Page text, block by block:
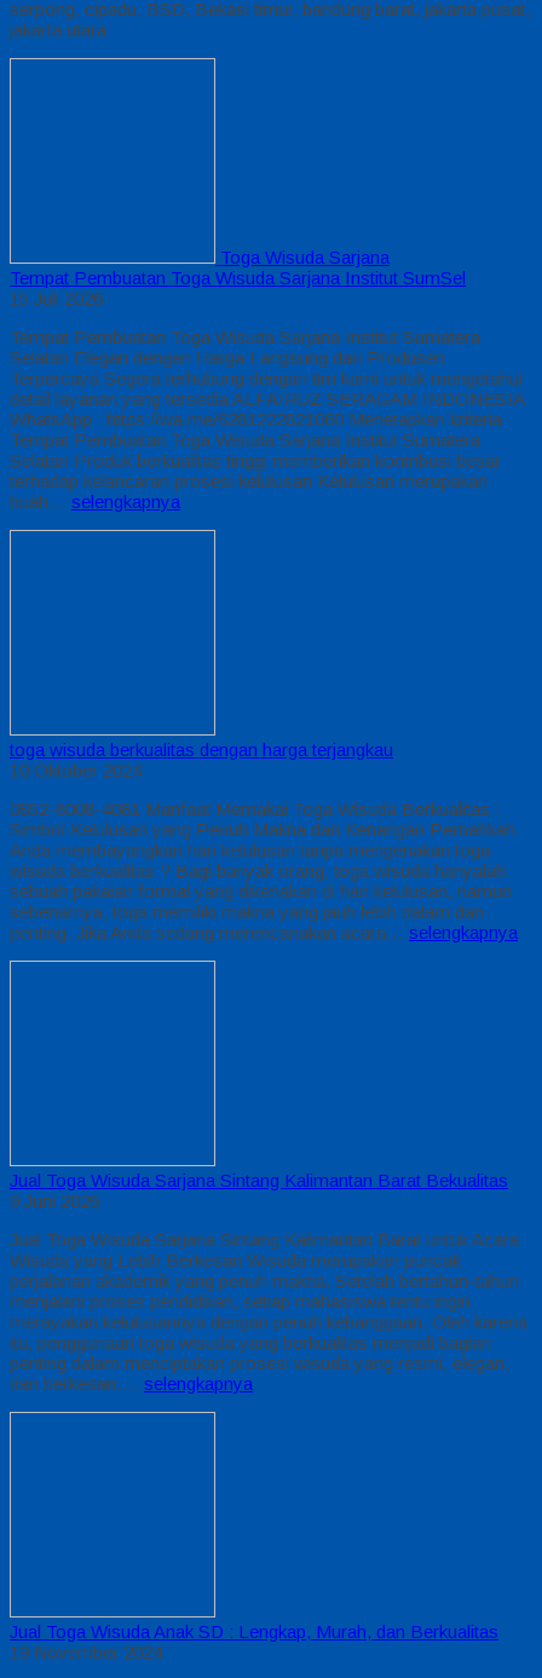
serpong, cipadu, BSD, Bekasi timur, bandung barat, jakarta pusat,
jakarta utara
Toga Wisuda Sarjana
Tempat Pembuatan Toga Wisuda Sarjana Institut SumSel
15 Juli 2026
Tempat Pembuatan Toga Wisuda Sarjana Institut Sumatera
Selatan Elegan dengan Harga Langsung dari Produsen
Terpercaya Segera terhubung dengan tim kami untuk mengetahui
detail layanan yang tersedia ALFAIRUZ SERAGAM INDONESIA
WhatsApp : https://wa.me/6281222821060 Menetapkan kriteria
Tempat Pembuatan Toga Wisuda Sarjana Institut Sumatera
Selatan Produk berkualitas tinggi memberikan kontribusi besar
terhadap kelancaran prosesi kelulusan Kelulusan merupakan
buah… selengkapnya
toga wisuda berkualitas dengan harga terjangkau
10 Oktober 2024
0852-8008-4081 Manfaat Memakai Toga Wisuda Berkualitas :
Simbol Kelulusan yang Penuh Makna dan Kenangan Pernahkah
Anda membayangkan hari kelulusan tanpa mengenakan toga
wisuda berkualitas ? Bagi banyak orang, toga wisuda hanyalah
sebuah pakaian formal yang dikenakan di hari kelulusan, namun
sebenarnya, toga memiliki makna yang jauh lebih dalam dan
penting. Jika Anda sedang merencanakan acara… selengkapnya
Jual Toga Wisuda Sarjana Sintang Kalimantan Barat Bekualitas
9 Juni 2026
Jual Toga Wisuda Sarjana Sintang Kalimantan Barat untuk Acara
Wisuda yang Lebih Berkesan Wisuda merupakan puncak
perjalanan akademik yang penuh makna. Setelah bertahun-tahun
menjalani proses pendidikan, setiap mahasiswa tentu ingin
merayakan kelulusannya dengan penuh kebanggaan. Oleh karena
itu, penggunaan toga wisuda yang berkualitas menjadi bagian
penting dalam menciptakan prosesi wisuda yang resmi, elegan,
dan berkesan…. selengkapnya
Jual Toga Wisuda Anak SD : Lengkap, Murah, dan Berkualitas
19 November 2024